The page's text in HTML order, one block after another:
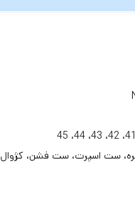
ست اسپرت، ست فشن، کژوال